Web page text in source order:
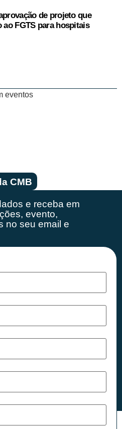
de projeto que
ao FGTS para hospitais
eventos
CMB
e receba em
evento,
no seu email e